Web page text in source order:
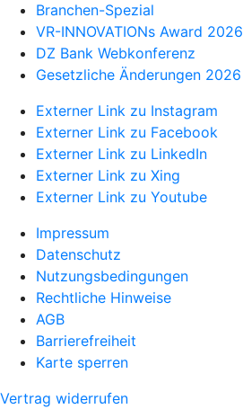
Branchen-Spezial
VR-INNOVATIONs Award 2026
DZ Bank Webkonferenz
Gesetzliche Änderungen 2026
Externer Link zu Instagram
Externer Link zu Facebook
Externer Link zu LinkedIn
Externer Link zu Xing
Externer Link zu Youtube
Impressum
Datenschutz
Nutzungsbedingungen
Rechtliche Hinweise
AGB
Barrierefreiheit
Karte sperren
Vertrag widerrufen